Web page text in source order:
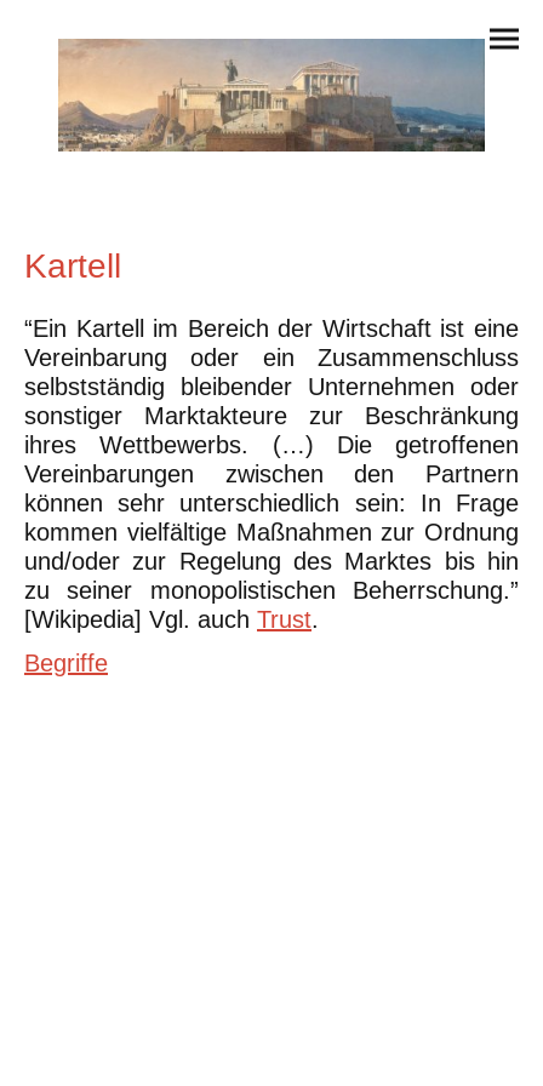
Kartell
“Ein Kartell im Bereich der Wirtschaft ist eine
Vereinbarung oder ein Zusammenschluss
selbstständig bleibender Unternehmen oder
sonstiger Marktakteure zur Beschränkung
ihres Wettbewerbs. (…) Die getroffenen
Vereinbarungen zwischen den Partnern
können sehr unterschiedlich sein: In Frage
kommen vielfältige Maßnahmen zur Ordnung
und/oder zur Regelung des Marktes bis hin
zu seiner monopolistischen Beherrschung.”
[Wikipedia] Vgl. auch Trust.
Begriffe